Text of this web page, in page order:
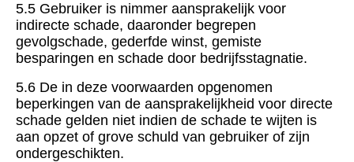
5.5 Gebruiker is nimmer aansprakelijk voor
indirecte schade, daaronder begrepen
gevolgschade, gederfde winst, gemiste
besparingen en schade door bedrijfsstagnatie.
5.6 De in deze voorwaarden opgenomen
beperkingen van de aansprakelijkheid voor directe
schade gelden niet indien de schade te wijten is
aan opzet of grove schuld van gebruiker of zijn
ondergeschikten.